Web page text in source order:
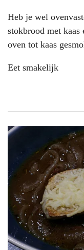
Heb je wel
stokbrood met kaas
oven tot kaas
Eet smakelijk